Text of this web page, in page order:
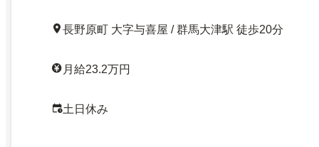
長野原町 大字与喜屋 / 群馬大津駅 徒歩20分
月給23.2万円
土日休み